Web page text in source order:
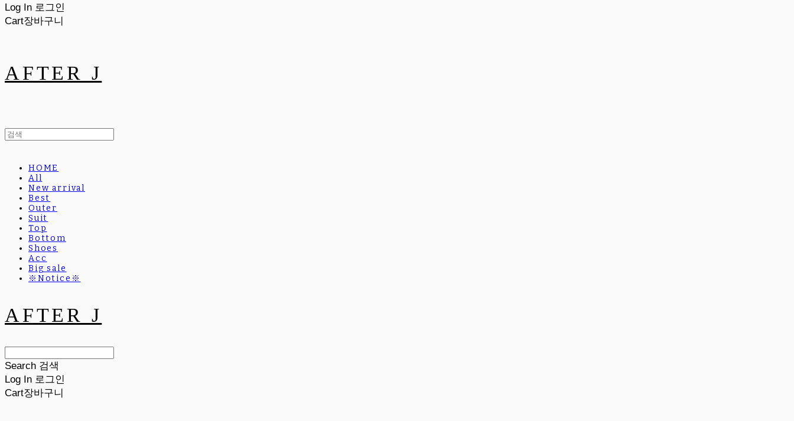
Log In 로그인
Cart장바구니
AFTER J
HOME
All
New arrival
Best
Outer
Suit
Top
Bottom
Shoes
Acc
Big sale
※Notice※
AFTER J
Search 검색
Log In 로그인
Cart장바구니